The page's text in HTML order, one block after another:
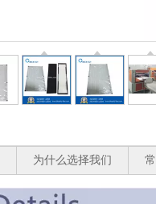
为什么选择我们